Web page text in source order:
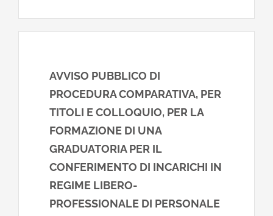
AVVISO PUBBLICO DI
PROCEDURA COMPARATIVA, PER
TITOLI E COLLOQUIO, PER LA
FORMAZIONE DI UNA
GRADUATORIA PER IL
CONFERIMENTO DI INCARICHI IN
REGIME LIBERO-
PROFESSIONALE DI PERSONALE